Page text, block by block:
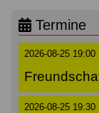
Termine
2026-08-25 19:00
2026-08-25 19:30